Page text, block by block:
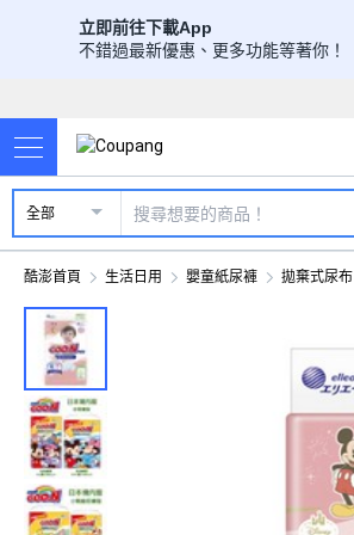
立即前往下載App
不錯過最新優惠、更多功能等著你！
全部
酷澎首頁 生活日用 嬰童紙尿褲 拋棄式尿布